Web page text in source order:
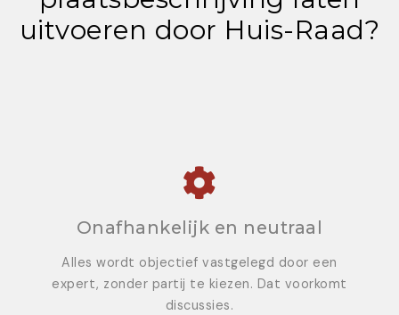
uitvoeren door Huis-Raad?
Onafhankelijk en neutraal
Alles wordt objectief vastgelegd door een
expert, zonder partij te kiezen. Dat voorkomt
discussies.